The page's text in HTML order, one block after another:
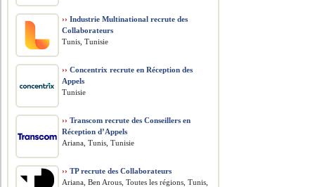
›› Industrie Multinational recrute des
Collaborateurs
Tunis, Tunisie
›› Concentrix recrute en Réception des
Appels
Tunisie
›› Transcom recrute des Conseillers en
Réception d’Appels
Ariana, Tunis, Tunisie
›› TP recrute des Collaborateurs
Ariana, Ben Arous, Toutes les régions, Tunis,